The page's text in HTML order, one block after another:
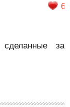
6
за